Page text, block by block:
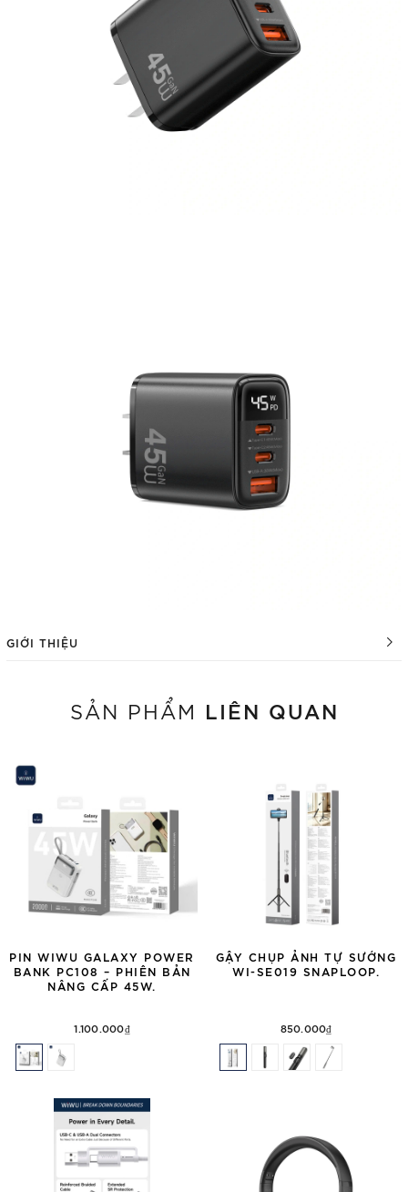
GIỚI THIỆU
SẢN PHẨM LIÊN QUAN
PIN WIWU GALAXY POWER
BANK PC108 – PHIÊN BẢN
NÂNG CẤP 45W.
1.100.000₫
GẬY CHỤP ẢNH TỰ SƯỚNG
WI-SE019 SNAPLOOP.
850.000₫